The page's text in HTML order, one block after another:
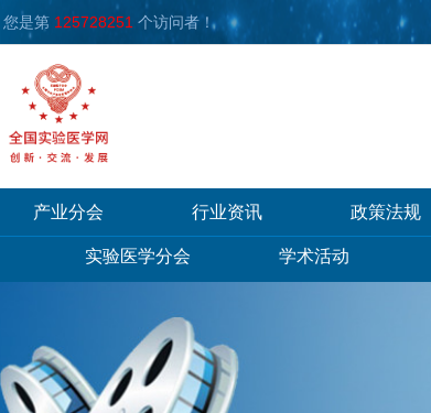
您是第 125728251 个访问者！
产业分会 行业资讯 政策法规
实验医学分会 学术活动